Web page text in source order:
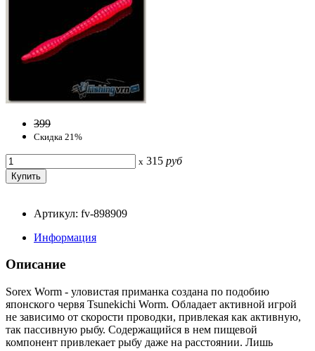
399
Скидка 21%
x 315 руб
Артикул: fv-898909
Информация
Описание
Sorex Worm - уловистая приманка создана по подобию
японского червя Tsunekichi Worm. Обладает активной игрой
не зависимо от скорости проводки, привлекая как активную,
так пассивную рыбу. Содержащийся в нем пищевой
компонент привлекает рыбу даже на расстоянии. Лишь